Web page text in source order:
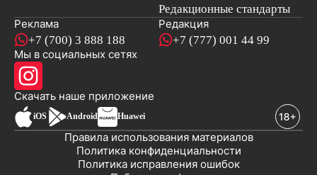
Редакционные стандарты
Реклама
+7 (700) 3 888 188
Редакция
+7 (777) 001 44 99
Мы в социальных сетях
Скачать наше приложениеновостей
iOS Android Huawei
Политика исправления ошибок
Политика конфиденциальности
Правила использования материалов